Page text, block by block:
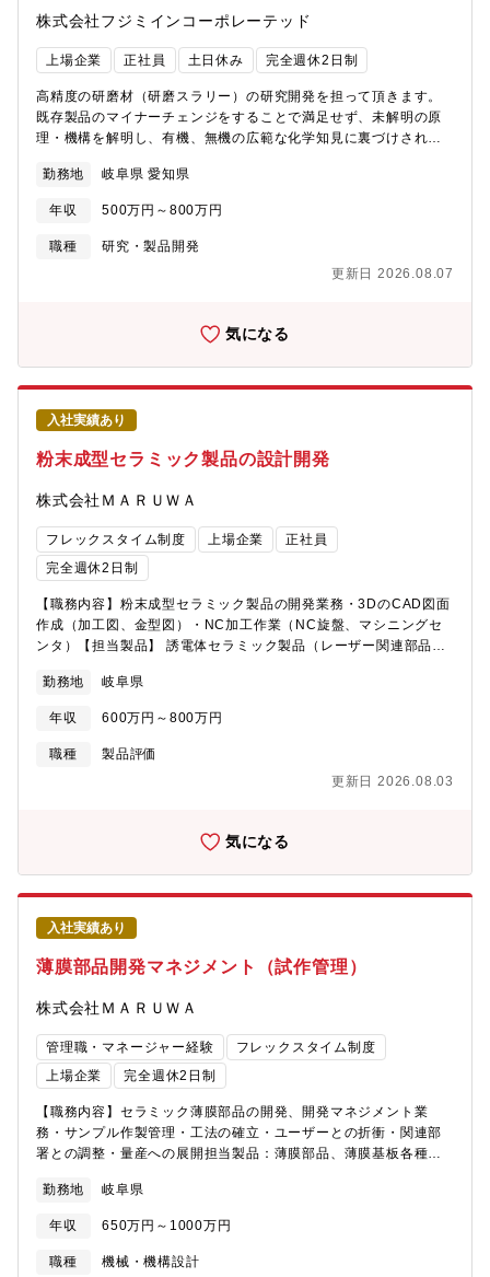
地域となっており、住みよさランキングでも全国で上位にランク
インしています。・都市部への交通アクセス良好 イビデンが
多くの事業場を置く岐阜県大垣市は自然豊かな土地でありなが
ら 名古屋までは30分、大阪へも90分というアクセス環境も非
常に良い土地です。・物価も安く、生活しやすい環境 2LDKの
賃貸物件の家賃では、名古屋市全区の平均値が約10万円で、大垣
市は約6万円 商店街から大型店舗まで充実しており、ショッピ
まで通院と入院にかかる医療費(自己負担相当額)助成（所得制限な
先も充実しています
株式会社フジミインコーポレーテッド
上場企業 正社員 土日休み 完全週休2日制
高精度の研磨材（研磨スラリー）の研究開発を担って頂きます。
既存製品のマイナーチェンジをすることで満足せず、未解明の原
理・機構を解明し、有機、無機の広範な化学知見に裏づけされた
に顧客対応（商品紹介、試験結果聴取、課題対応等）もお任せ致
します。※メンバークラス～主任クラスを想定【具体的内容】■研
磨対象物（金属、ガラス、プラスチック等）に応じた研磨スラリ
ーの組成の最適設計、材料の選定（砥粒：コロイダルシリカ等、
的作用モデル（ミクロ、マクロ挙動）、メカニズムの解明■材料の
開発課では、上記に加え、以下も担って頂く可能性がありま
す。・粉体の高濃度のスラリー化、応用開発、新規適用先の検討
・分散性、高流動性、高濃縮性の発現を目指す技術開発 【募集背
景】精密研磨材分野の研究開発力の強化を目的とし、化学作用モ
デルの研究探索、商品開発を推進する研究人員を募集します。
【配属部署】機能材開発部：ディスク開発課…ハードディスク基
板向け高精度研磨スラリーの研究開発
勤務地 岐阜県 愛知県
年収 500万円～800万円
職種
研究・製品開発
更新日 2026.08.07
気になる
入社実績あり
粉末成型セラミック製品の設計開発
株式会社ＭＡＲＵＷＡ
フレックスタイム制度 上場企業
正社員
完全週休2日制
【職務内容】粉末成型セラミック製品の開発業務・3DのCAD図面
作成（加工図、金型図）・NC加工作業（NC旋盤、マシニングセ
ンタ）【担当製品】 誘電体セラミック製品（レーザー関連部品、
社の誘電体セラミック製品は携帯電話等の移動体通信の基地局や
マイクロ波用フィルタ、回路基板として幅広く使用されていま
す。材料特性を最大限に生かした製品を開発、製品化に携わるこ
とが可能です。
勤務地 岐阜県
年収 600万円～800万円
職種
製品評価
更新日 2026.08.03
気になる
入社実績あり
薄膜部品開発マネジメント（試作管理）
株式会社ＭＡＲＵＷＡ
管理職・マネージャー経験
フレックスタイム制度
上場企業
完全週休2日制
【職務内容】セラミック薄膜部品の開発、開発マネジメント業
務・サンプル作製管理・工法の確立・ユーザーとの折衝・関連部
署との調整・量産への展開担当製品：薄膜部品、薄膜基板各種セ
ミック部品に関する多くの材料・工法・技術を学ぶことができ、
新商品の開発に生かすことができます。構造設計および工法開発
の要素が強く、専門分野の知識よりもアイデアやひらめき等で商
品が開発できることが多く、多方面から物事を考える習慣が身に
勤務地 岐阜県
年収 650万円～1000万円
職種
機械・機構設計